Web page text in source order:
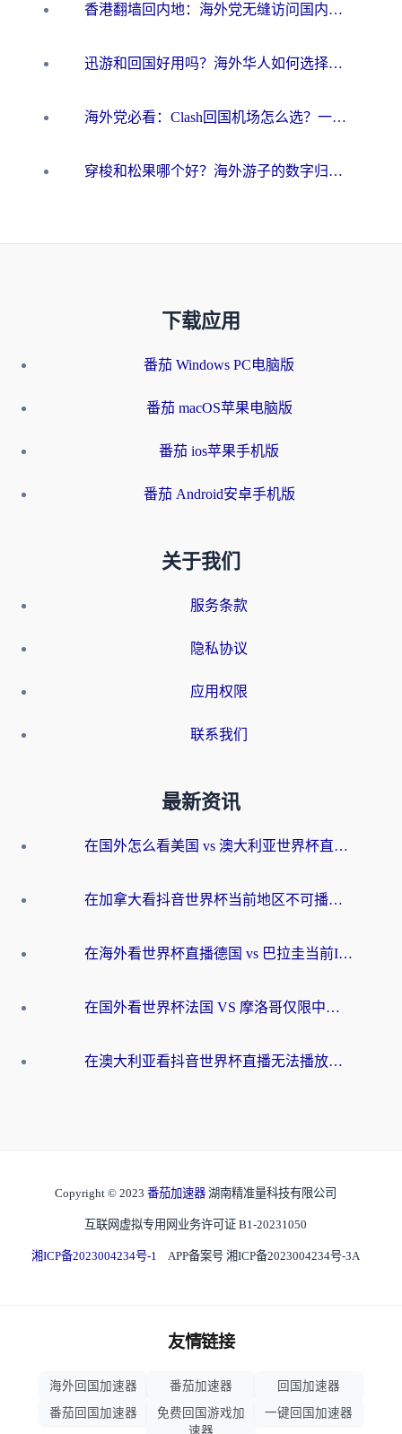
香港翻墙回内地：海外党无缝访问国内资源的加速器选择全攻略
迅游和回国好用吗？海外华人如何选择靠谱的回国加速器
海外党必看：Clash回国机场怎么选？一篇搞定无缝访问国内资源的全攻略
穿梭和松果哪个好？海外游子的数字归乡路，到底该怎么选
下载应用
番茄 Windows PC电脑版
番茄 macOS苹果电脑版
番茄 ios苹果手机版
番茄 Android安卓手机版
关于我们
服务条款
隐私协议
应用权限
联系我们
最新资讯
在国外怎么看美国 vs 澳大利亚世界杯直播？海外党必藏的中文解说观赛指南
在加拿大看抖音世界杯当前地区不可播放？海外党体育观赛终极指南
在海外看世界杯直播德国 vs 巴拉圭当前IP受限制？这篇指南帮你轻松解决地区限制
在国外看世界杯法国 VS 摩洛哥仅限中国大陆？别让地域限制拦下你的欢呼
在澳大利亚看抖音世界杯直播无法播放？海外党体育观赛终极指南来了！
Copyright © 2023 番茄加速器 湖南精准量科技有限公司
互联网虚拟专用网业务许可证 B1-20231050
湘ICP备2023004234号-1 APP备案号 湘ICP备2023004234号-3A
友情链接
海外回国加速器 番茄加速器
回国加速器
番茄回国加速器
免费回国游戏加
速器
一键回国加速器